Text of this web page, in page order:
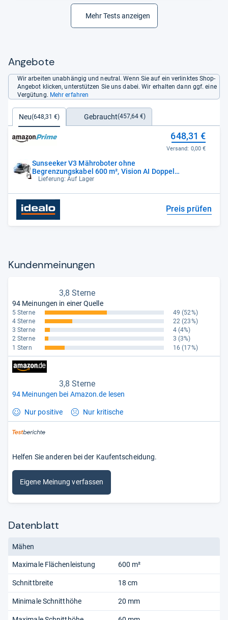
Verbesserungspotential.- Zusammengefasst durch unsere
Mehr Tests anzeigen
Angebote
Wir arbeiten unabhängig und neutral. Wenn Sie auf ein verlinktes Shop-
Angebot klicken, unterstützen Sie uns dabei. Wir erhalten dann ggf. eine
Vergütung. Mehr erfahren
Neu(648,31 €) Gebraucht(457,64 €)
Sunseeker V3 Mähroboter ohne
Begrenzungskabel 600 m², Vision AI Doppel-
Auge,
Lieferung: Auf Lager
648,31 €
Versand: 0,00 €
Preis prüfen
Kun­den­mei­nun­gen
3,8 Sterne
94 Meinungen in einer Quelle
5 Sterne 49 (52%)
4 Sterne
22 (23%)
3 Sterne
4 (4%)
2 Sterne
3 (3%)
1 Stern
16 (17%)
3,8 Sterne
94 Meinungen bei Amazon.de lesen
Nur positive Nur kritische
Helfen Sie anderen bei der Kaufentscheidung.
Eigene Meinung verfassen
Datenblatt
Mähen
Maximale Flächenleistung 600 m²
Schnittbreite 18 cm
Minimale Schnitthöhe 20 mm